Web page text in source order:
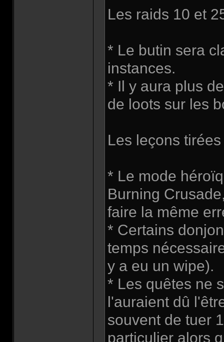
Les raids 10 et
* Le butin sera
instances.
* Il y aura plus
de loots sur les
Les leçons
* Le mode
Burning
faire la même
* Certains
temps
y a eu un wipe).
* Les quêtes ne
l'auraient dû
souvent de tuer
particulier alors